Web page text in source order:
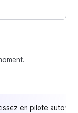
en pilote